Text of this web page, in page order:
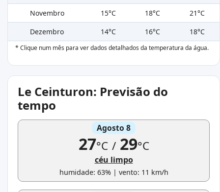
Novembro
15°C 18°C
21°C
Dezembro
14°C 16°C 18°C
* Clique num mês para ver dados detalhados da temperatura da água.
Le Ceinturon: Previsão do
tempo
Agosto 8
27°C /29°C
céu limpo
humidade: 63% | vento: 11 km/h